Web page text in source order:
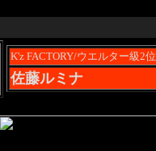
K'z FACTORY/ウエルター級2位
佐藤ルミナ